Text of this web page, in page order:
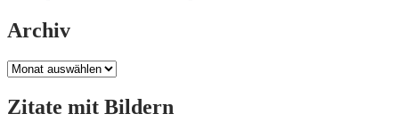
Archiv
Archiv
Zitate mit Bildern